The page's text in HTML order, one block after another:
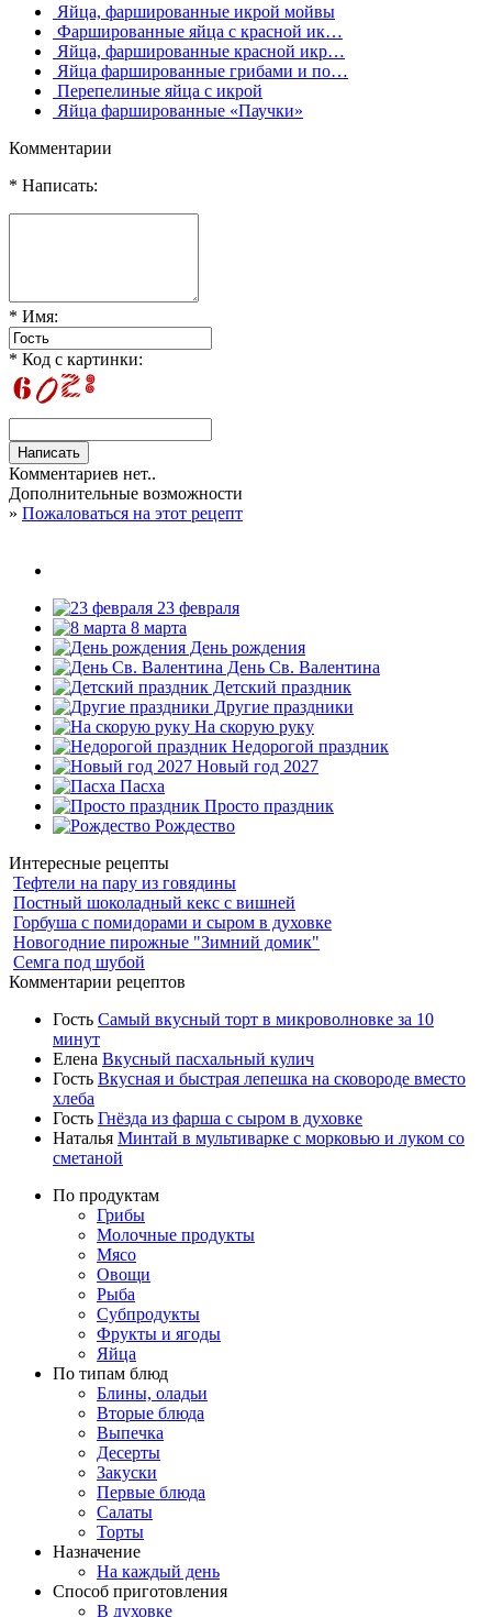
Яйца, фаршированные икрой мойвы
Фаршированные яйца с красной ик…
Яйца, фаршированные красной икр…
Яйца фаршированные грибами и по…
Перепелиные яйца с икрой
Яйца фаршированные «Паучки»
Комментарии
* Написать:
* Имя:
* Код с картинки:
Комментариев нет..
Дополнительные возможности
» Пожаловаться на этот рецепт
23 февраля
8 марта
День рождения
День Св. Валентина
Детский праздник
Другие праздники
На скорую руку
Недорогой праздник
Новый год 2027
Пасха
Просто праздник
Рождество
Интересные рецепты
Тефтели на пару из говядины
Постный шоколадный кекс с вишней
Горбуша с помидорами и сыром в духовке
Новогодние пирожные "Зимний домик"
Семга под шубой
Комментарии рецептов
Гость Самый вкусный торт в микроволновке за 10
минут
Елена Вкусный пасхальный кулич
Гость Вкусная и быстрая лепешка на сковороде вместо
хлеба
Гость Гнёзда из фарша с сыром в духовке
Наталья Минтай в мультиварке с морковью и луком со
сметаной
По продуктам
Грибы
Молочные продукты
Мясо
Овощи
Рыба
Субпродукты
Фрукты и ягоды
Яйца
По типам блюд
Блины, оладьи
Вторые блюда
Выпечка
Десерты
Закуски
Первые блюда
Салаты
Торты
Назначение
На каждый день
Способ приготовления
В духовке